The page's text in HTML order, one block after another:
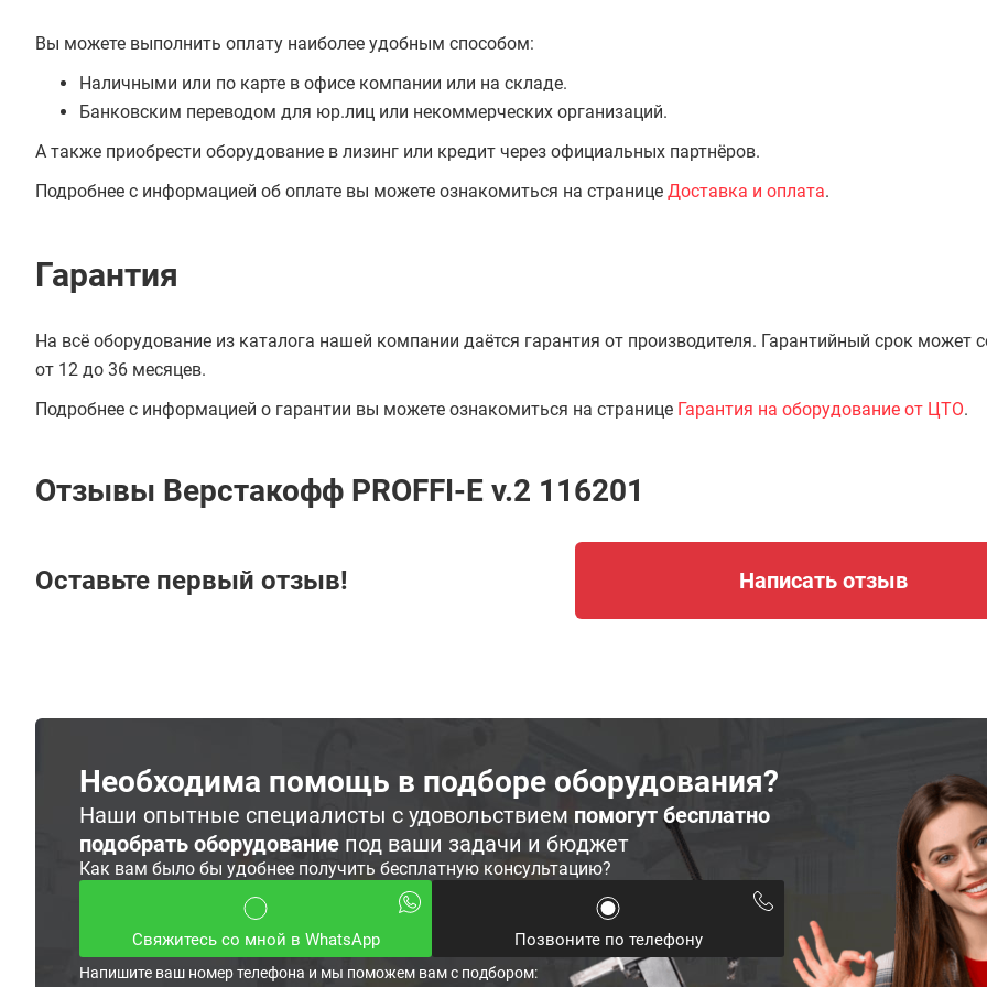
Вы можете выполнить оплату наиболее удобным способом:
Наличными или по карте в офисе компании или на складе.
Банковским переводом для юр.лиц или некоммерческих организаций.
А также приобрести оборудование в лизинг или кредит через официальных партнёров.
Подробнее с информацией об оплате вы можете ознакомиться на странице Доставка и оплата.
Гарантия
На всё оборудование из каталога нашей компании даётся гарантия от производителя. Гарантийный срок может
от 12 до 36 месяцев.
Подробнее с информацией о гарантии вы можете ознакомиться на странице Гарантия на оборудование от ЦТО.
Отзывы Верстакофф PROFFI-E v.2 116201
Оставьте первый отзыв! Написать отзыв
Необходима помощь в подборе оборудования?
Наши опытные специалисты с удовольствием помогут бесплатно
подобрать оборудование под ваши задачи и бюджет
Как вам было бы удобнее получить бесплатную консультацию?
Свяжитесь со мной в WhatsApp Позвоните по телефону
Напишите ваш номер телефона и мы поможем вам с подбором: